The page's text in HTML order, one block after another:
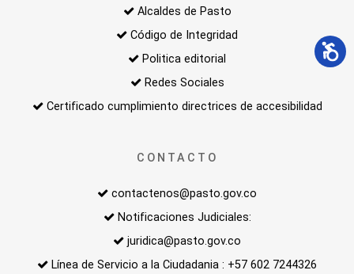
Alcaldes de Pasto
Código de Integridad
Politica editorial
Redes Sociales
Certificado cumplimiento directrices de accesibilidad
CONTACTO
contactenos@pasto.gov.co
Notificaciones Judiciales:
juridica@pasto.gov.co
Línea de Servicio a la Ciudadania : +57 602 7244326